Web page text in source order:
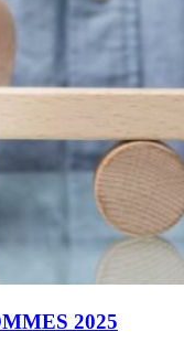
2025